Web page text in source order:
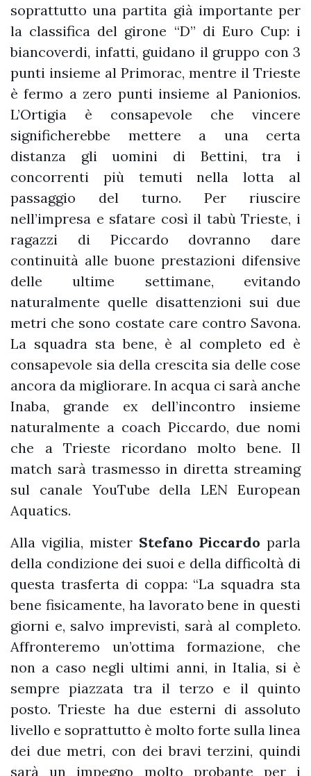
soprattutto una partita già importante per
la classifica del girone “D” di Euro Cup: i
biancoverdi, infatti, guidano il gruppo con 3
punti insieme al Primorac, mentre il Trieste
è fermo a zero punti insieme al Panionios.
L’Ortigia è consapevole che vincere
significherebbe mettere a una certa
distanza gli uomini di Bettini, tra i
concorrenti più temuti nella lotta al
passaggio del turno. Per riuscire
nell’impresa e sfatare così il tabù Trieste, i
ragazzi di Piccardo dovranno dare
continuità alle buone prestazioni difensive
delle ultime settimane, evitando
naturalmente quelle disattenzioni sui due
metri che sono costate care contro Savona.
La squadra sta bene, è al completo ed è
consapevole sia della crescita sia delle cose
ancora da migliorare. In acqua ci sarà anche
Inaba, grande ex dell’incontro insieme
naturalmente a coach Piccardo, due nomi
che a Trieste ricordano molto bene. Il
match sarà trasmesso in diretta streaming
sul canale YouTube della LEN European
Aquatics.
Alla vigilia, mister Stefano Piccardo parla
della condizione dei suoi e della difficoltà di
questa trasferta di coppa: “La squadra sta
bene fisicamente, ha lavorato bene in questi
giorni e, salvo imprevisti, sarà al completo.
Affronteremo un’ottima formazione, che
non a caso negli ultimi anni, in Italia, si è
sempre piazzata tra il terzo e il quinto
posto. Trieste ha due esterni di assoluto
livello e soprattutto è molto forte sulla linea
dei due metri, con dei bravi terzini, quindi
sarà un impegno molto probante per i